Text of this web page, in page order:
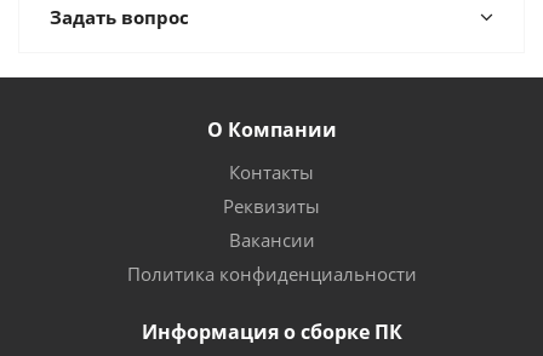
Задать вопрос
О Компании
Контакты
Реквизиты
Вакансии
Политика конфиденциальности
Информация о сборке ПК